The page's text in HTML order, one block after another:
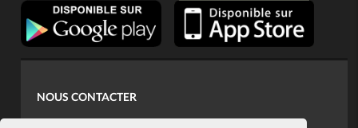
NOUS CONTACTER